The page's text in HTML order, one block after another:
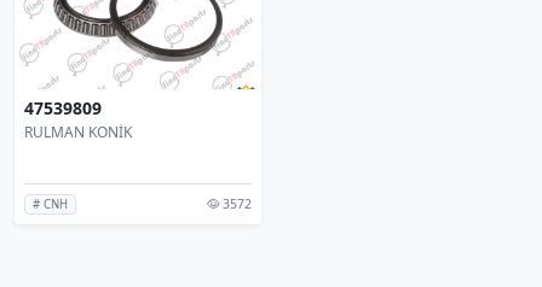
47539809
RULMAN KONİK
# CNH 3572